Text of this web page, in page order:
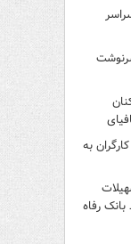
به
تسهیلات
رفاه